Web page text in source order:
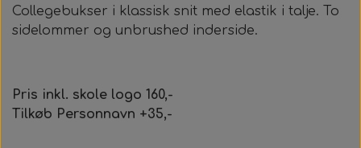
Collegebukser i klassisk snit med elastik i talje. To
sidelommer og unbrushed inderside.
Pris inkl. skole logo 160,-
Tilkøb Personnavn +35,-